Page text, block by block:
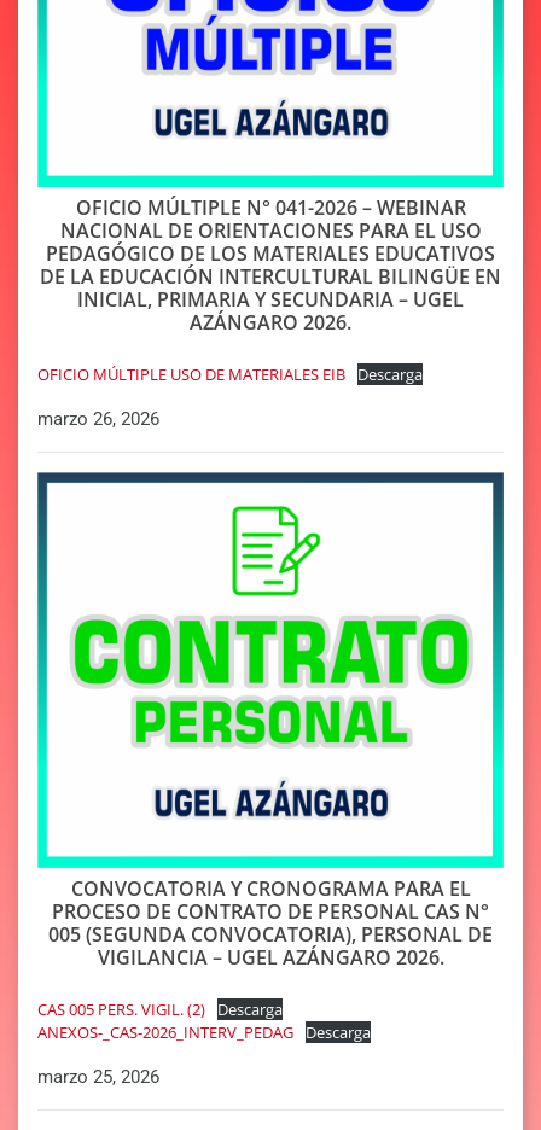
OFICIO MÚLTIPLE N° 041-2026 – WEBINAR
NACIONAL DE ORIENTACIONES PARA EL USO
PEDAGÓGICO DE LOS MATERIALES EDUCATIVOS
DE LA EDUCACIÓN INTERCULTURAL BILINGÜE EN
INICIAL, PRIMARIA Y SECUNDARIA – UGEL
AZÁNGARO 2026.
OFICIO MÚLTIPLE USO DE MATERIALES EIB Descarga
marzo 26, 2026
CONVOCATORIA Y CRONOGRAMA PARA EL
PROCESO DE CONTRATO DE PERSONAL CAS N°
005 (SEGUNDA CONVOCATORIA), PERSONAL DE
VIGILANCIA – UGEL AZÁNGARO 2026.
CAS 005 PERS. VIGIL. (2)
Descarga
ANEXOS-_CAS-2026_INTERV_PEDAG
Descarga
marzo 25, 2026